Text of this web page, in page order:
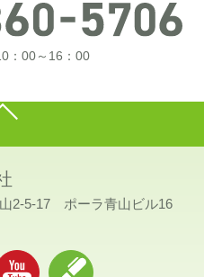
：00～16：00
2-5-17 ポーラ青山ビル16